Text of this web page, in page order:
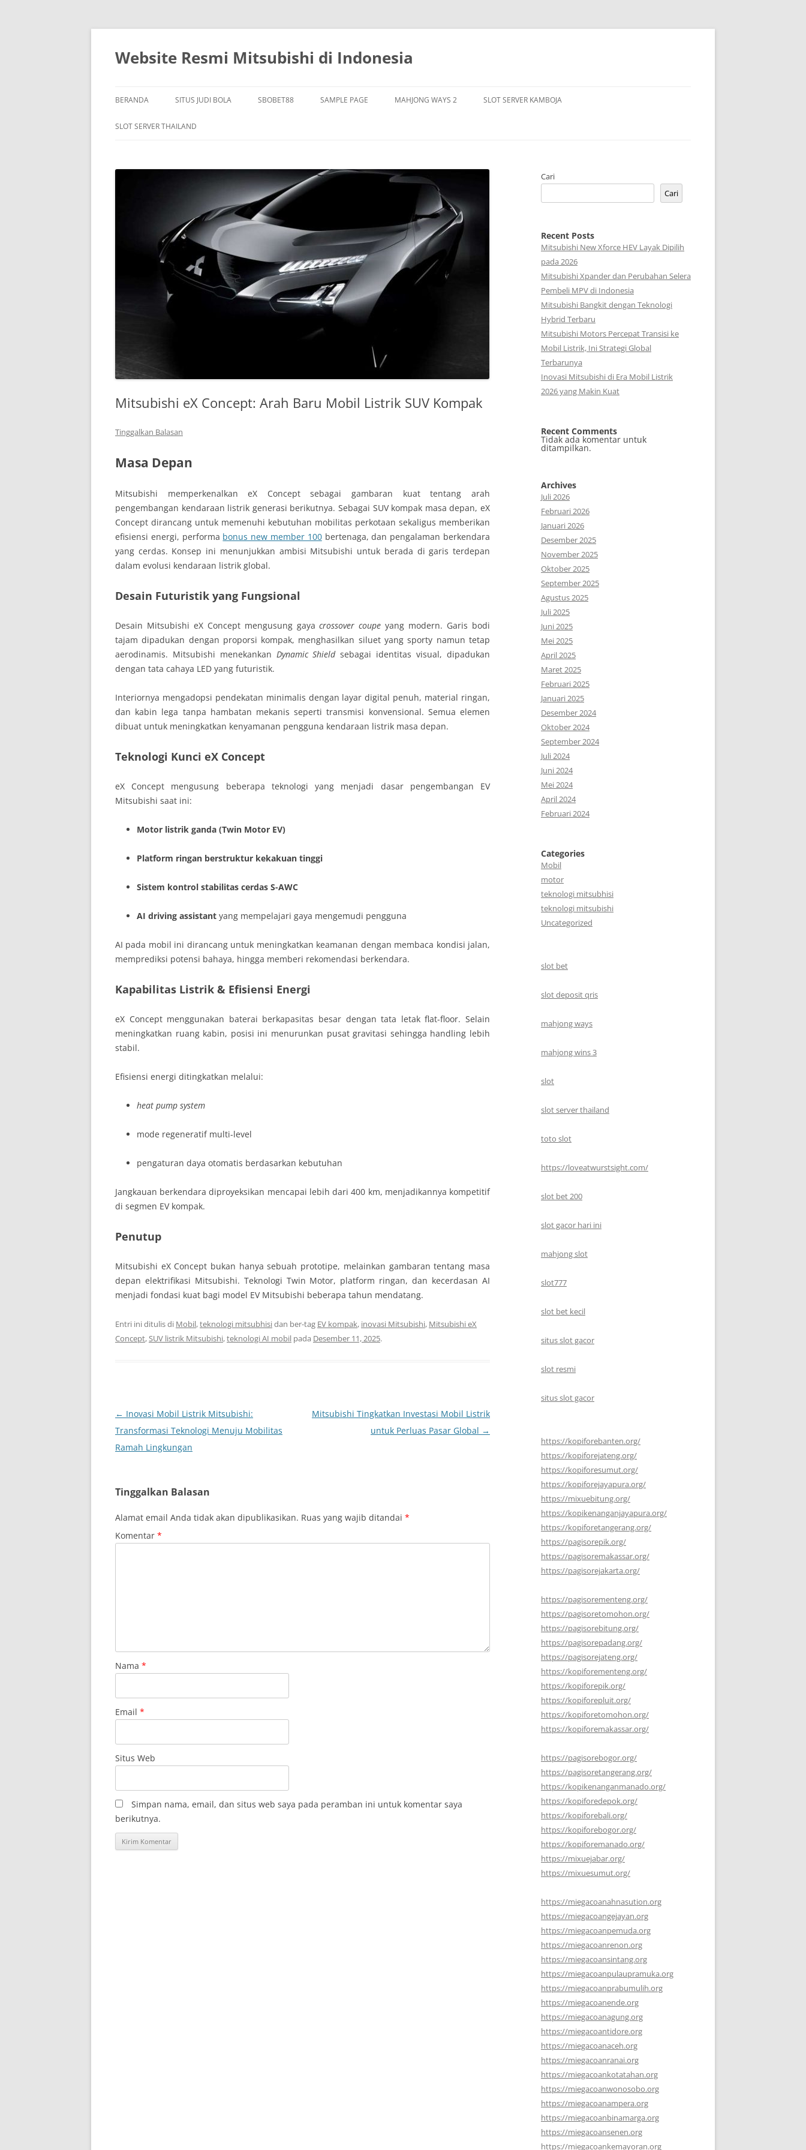
Langsung
Website Resmi Mitsubishi di Indonesia
BERANDA SITUS JUDI BOLA SBOBET88 SAMPLE PAGE MAHJONG WAYS 2 SLOT SERVER KAMBOJA
SLOT SERVER THAILAND
Mitsubishi eX Concept: Arah Baru Mobil Listrik SUV Kompak
Tinggalkan Balasan
Masa Depan
Mitsubishi memperkenalkan eX Concept sebagai gambaran kuat tentang arah
pengembangan kendaraan listrik generasi berikutnya. Sebagai SUV kompak masa depan, eX
Concept dirancang untuk memenuhi kebutuhan mobilitas perkotaan sekaligus memberikan
efisiensi energi, performa bonus new member 100bertenaga, dan pengalaman berkendara
yang cerdas. Konsep ini menunjukkan ambisi Mitsubishi untuk berada di garis terdepan
dalam evolusi kendaraan listrik global.
Desain Futuristik yang Fungsional
Desain Mitsubishi eX Concept mengusung gayacrossover coupe yang modern. Garis bodi
tajam dipadukan dengan proporsi kompak, menghasilkan siluet yang sporty namun tetap
aerodinamis. Mitsubishi menekankan Dynamic Shieldsebagai identitas visual, dipadukan
dengan tata cahaya LED yang futuristik.
Interiornya mengadopsi pendekatan minimalis dengan layar digital penuh, material ringan,
dan kabin lega tanpa hambatan mekanis seperti transmisi konvensional. Semua elemen
dibuat untuk meningkatkan kenyamanan pengguna kendaraan listrik masa depan.
Teknologi Kunci eX Concept
eX Concept mengusung beberapa teknologi yang menjadi dasar pengembangan EV
Mitsubishi saat ini:
Motor listrik ganda (Twin Motor EV)
Platform ringan berstruktur kekakuan tinggi
Sistem kontrol stabilitas cerdas S-AWC
AI driving assistant yang mempelajari gaya mengemudi pengguna
AI pada mobil ini dirancang untuk meningkatkan keamanan dengan membaca kondisi jalan,
memprediksi potensi bahaya, hingga memberi rekomendasi berkendara.
Kapabilitas Listrik & Efisiensi Energi
eX Concept menggunakan baterai berkapasitas besar dengan tata letak flat-floor. Selain
meningkatkan ruang kabin, posisi ini menurunkan pusat gravitasi sehingga handling lebih
stabil.
Efisiensi energi ditingkatkan melalui:
heat pump system
mode regeneratif multi-level
pengaturan daya otomatis berdasarkan kebutuhan
Jangkauan berkendara diproyeksikan mencapai lebih dari 400 km, menjadikannya kompetitif
di segmen EV kompak.
Penutup
Mitsubishi eX Concept bukan hanya sebuah prototipe, melainkan gambaran tentang masa
depan elektrifikasi Mitsubishi. Teknologi Twin Motor, platform ringan, dan kecerdasan AI
menjadi fondasi kuat bagi model EV Mitsubishi beberapa tahun mendatang.
Entri ini ditulis di Mobil,teknologi mitsubhisidan ber-tag EV kompak, inovasi Mitsubishi, Mitsubishi eX
Concept,SUV listrik Mitsubishi,teknologi AI mobil pada Desember 11, 2025.
Navigasi
Tulisan
← Inovasi Mobil Listrik Mitsubishi:
Transformasi Teknologi Menuju Mobilitas
Ramah Lingkungan
Mitsubishi Tingkatkan Investasi Mobil Listrik
untuk Perluas Pasar Global →
Tinggalkan Balasan
Alamat email Anda tidak akan dipublikasikan. Ruas yang wajib ditandai *
Komentar *
Nama *
Email *
Situs Web
Simpan nama, email, dan situs web saya pada peramban ini untuk komentar saya
berikutnya.
Cari
Cari
Recent Posts
Mitsubishi New Xforce HEV Layak Dipilih
pada 2026
Mitsubishi Xpander dan Perubahan Selera
Pembeli MPV di Indonesia
Mitsubishi Bangkit dengan Teknologi
Hybrid Terbaru
Mitsubishi Motors Percepat Transisi ke
Mobil Listrik, Ini Strategi Global
Terbarunya
Inovasi Mitsubishi di Era Mobil Listrik
2026 yang Makin Kuat
Recent Comments
Tidak ada komentar untuk
ditampilkan.
Archives
Juli 2026
Februari 2026
Januari 2026
Desember 2025
November 2025
Oktober 2025
September 2025
Agustus 2025
Juli 2025
Juni 2025
Mei 2025
April 2025
Maret 2025
Februari 2025
Januari 2025
Desember 2024
Oktober 2024
September 2024
Juli 2024
Juni 2024
Mei 2024
April 2024
Februari 2024
Categories
Mobil
motor
teknologi mitsubhisi
teknologi mitsubishi
Uncategorized
slot bet
slot deposit qris
mahjong ways
mahjong wins 3
slot
slot server thailand
toto slot
https://loveatwurstsight.com/
slot bet 200
slot gacor hari ini
mahjong slot
slot777
slot bet kecil
situs slot gacor
slot resmi
situs slot gacor
https://kopiforebanten.org/
https://kopiforejateng.org/
https://kopiforesumut.org/
https://kopiforejayapura.org/
https://mixuebitung.org/
https://kopikenanganjayapura.org/
https://kopiforetangerang.org/
https://pagisorepik.org/
https://pagisoremakassar.org/
https://pagisorejakarta.org/
https://pagisorementeng.org/
https://pagisoretomohon.org/
https://pagisorebitung.org/
https://pagisorepadang.org/
https://pagisorejateng.org/
https://kopiforementeng.org/
https://kopiforepik.org/
https://kopiforepluit.org/
https://kopiforetomohon.org/
https://kopiforemakassar.org/
https://pagisorebogor.org/
https://pagisoretangerang.org/
https://kopikenanganmanado.org/
https://kopiforedepok.org/
https://kopiforebali.org/
https://kopiforebogor.org/
https://kopiforemanado.org/
https://mixuejabar.org/
https://mixuesumut.org/
https://miegacoanahnasution.org
https://miegacoangejayan.org
https://miegacoanpemuda.org
https://miegacoanrenon.org
https://miegacoansintang.org
https://miegacoanpulaupramuka.org
https://miegacoanprabumulih.org
https://miegacoanende.org
https://miegacoanagung.org
https://miegacoantidore.org
https://miegacoanaceh.org
https://miegacoanranai.org
https://miegacoankotatahan.org
https://miegacoanwonosobo.org
https://miegacoanampera.org
https://miegacoanbinamarga.org
https://miegacoansenen.org
https://miegacoankemayoran.org